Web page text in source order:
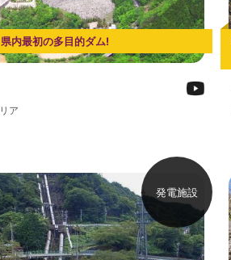
県内最初の多目的ダム!
ア
発電施設